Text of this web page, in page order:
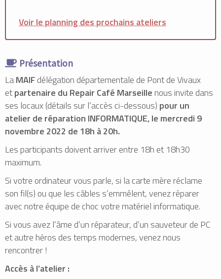
Voir le planning des prochains ateliers
Présentation
LaMAIFdélégation départementale de Pont de Vivaux
etpartenaire du Repair Café Marseille nous invite dans
ses locaux (détails sur l’accès ci-dessous) pour un
atelier de réparation INFORMATIQUE, le mercredi 9
novembre 2022 de 18h à 20h.
Les participants doivent arriver entre 18h et 18h30
maximum.
Si votre ordinateur vous parle, si la carte mère réclame
son fil(s) ou que les câbles s’emmêlent, venez réparer
avec notre équipe de choc votre matériel informatique.
Si vous avez l’âme d’un réparateur, d’un sauveteur de PC
et autre héros des temps modernes, venez nous
rencontrer !
Accès à l’atelier :